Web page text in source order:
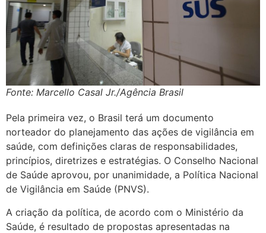
Fonte: Marcello Casal Jr./Agência Brasil
Pela primeira vez, o Brasil terá um documento
norteador do planejamento das ações de vigilância em
saúde, com definições claras de responsabilidades,
princípios, diretrizes e estratégias. O Conselho Nacional
de Saúde aprovou, por unanimidade, a Política Nacional
de Vigilância em Saúde (PNVS).
A criação da política, de acordo com o Ministério da
Saúde, é resultado de propostas apresentadas na